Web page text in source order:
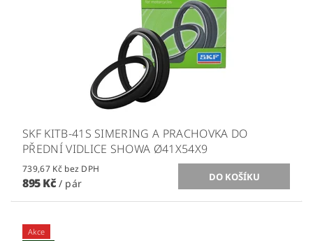
SKF KITB-41S SIMERING A PRACHOVKA DO
PŘEDNÍ VIDLICE SHOWA Ø41X54X9
739,67 Kč bez DPH
895 Kč / pár
Akce